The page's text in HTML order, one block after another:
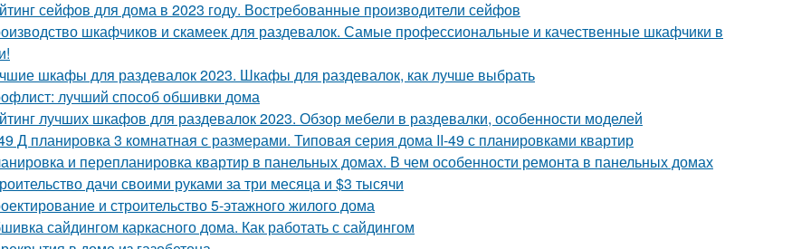
сейфов для дома в 2023 году. Востребованные производители сейфов
шкафчиков и скамеек для раздевалок. Самые профессиональные и качественные шкафчики в
шкафы для раздевалок 2023. Шкафы для раздевалок, как лучше выбрать
лучший способ обшивки дома
лучших шкафов для раздевалок 2023. Обзор мебели в раздевалки, особенности моделей
Д планировка 3 комнатная с размерами. Типовая серия дома II-49 с планировками квартир
и перепланировка квартир в панельных домах. В чем особенности ремонта в панельных домах
дачи своими руками за три месяца и $3 тысячи
и строительство 5-этажного жилого дома
сайдингом каркасного дома. Как работать с сайдингом